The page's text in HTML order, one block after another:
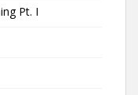
Pt. I